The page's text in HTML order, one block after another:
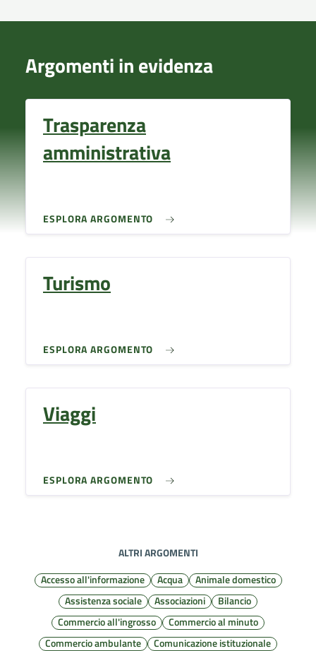
Argomenti in evidenza
Trasparenza
amministrativa
ESPLORA ARGOMENTO
Turismo
ESPLORA ARGOMENTO
Viaggi
ESPLORA ARGOMENTO
ALTRI ARGOMENTI
Accesso all'informazione
Acqua
Animale domestico
Assistenza sociale
Associazioni
Bilancio
Commercio all'ingrosso
Commercio al minuto
Commercio ambulante
Comunicazione istituzionale